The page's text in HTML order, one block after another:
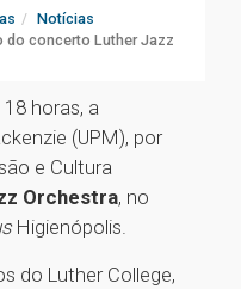
Notícias
do concerto Luther Jazz
horas, a
(UPM), por
e Cultura
Orchestra, no
Higienópolis.
do Luther College,